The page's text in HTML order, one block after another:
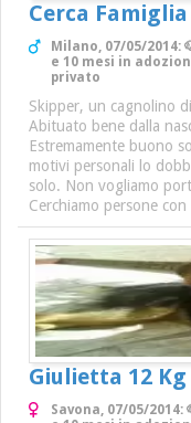
Cerca Famiglia
Milano, 07/05/2014:
e 10 mesi in
privato
Skipper, un cagnolino
Abituato bene dalla
Estremamente buono
motivi personali lo
solo. Non vogliamo
Cerchiamo persone
Giulietta 12 Kg
Savona, 07/05/